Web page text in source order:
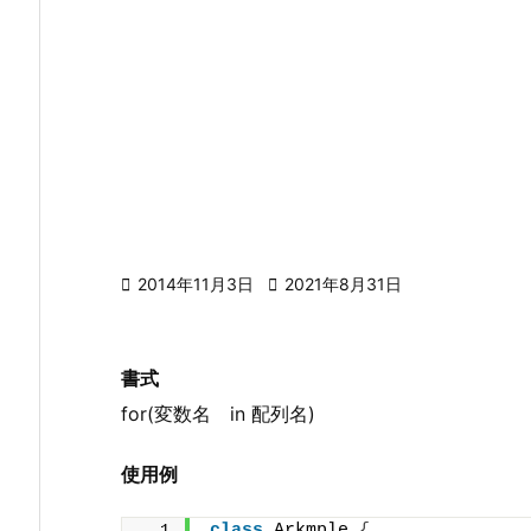
 2014年11月3日  2021年8月31日
書式
for(変数名 in 配列名)
使用例